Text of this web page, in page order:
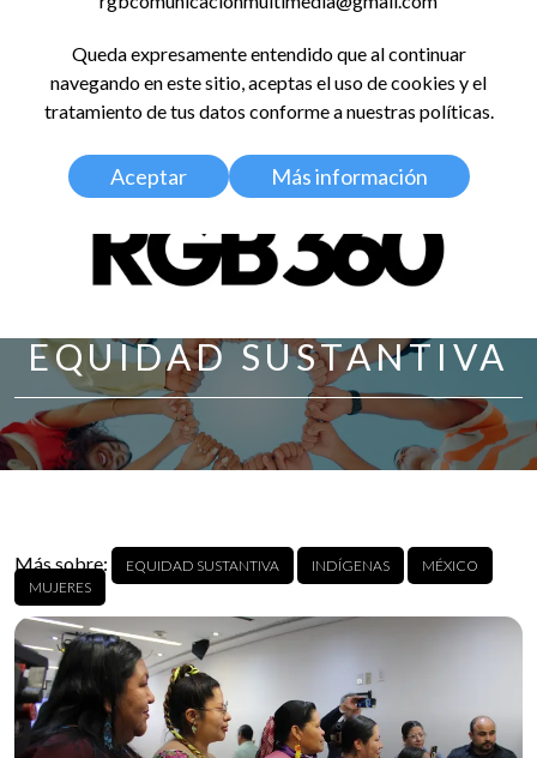
LinkedIn
RED GLOBAL
BALDOSA 360
EQUIDAD SUSTANTIVA
Más sobre: EQUIDAD SUSTANTIVA INDÍGENAS
MÉXICO
MUJERES
Queda expresamente entendido que al continuar
navegando en este sitio, aceptas el uso de cookies y el
tratamiento de tus datos conforme a nuestras políticas.
Aceptar Más información